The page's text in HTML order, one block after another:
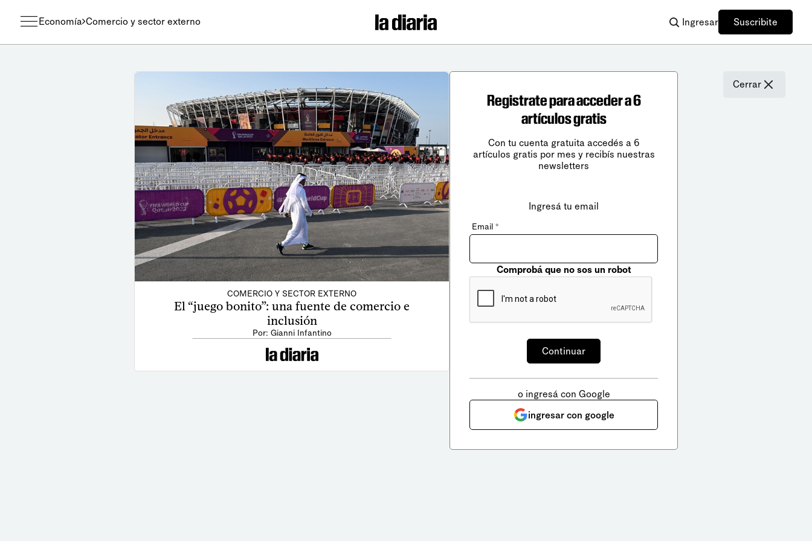
Economía Comercio y sector externo Ingresar Suscribite
COMERCIO Y SECTOR EXTERNO
El “juego bonito”: una fuente de comercio e
inclusión
Por: Gianni Infantino
Cerrar
Registrate para acceder a 6
artículos gratis
Con tu cuenta gratuita accedés a 6
artículos gratis por mes y recibís nuestras
newsletters
Ingresá tu email
Email *
Comprobá que no sos un robot
o ingresá con Google
ingresar con google